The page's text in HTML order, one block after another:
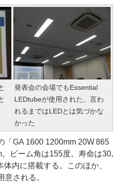
発表会の会場でもEssential
LEDtubeが使用された。言わ
れるまではLEDとは気づかな
かった
GA 1600 1200mm 20W 865
ビーム角は155度。寿命は30,
内に搭載する。このほか、
される。